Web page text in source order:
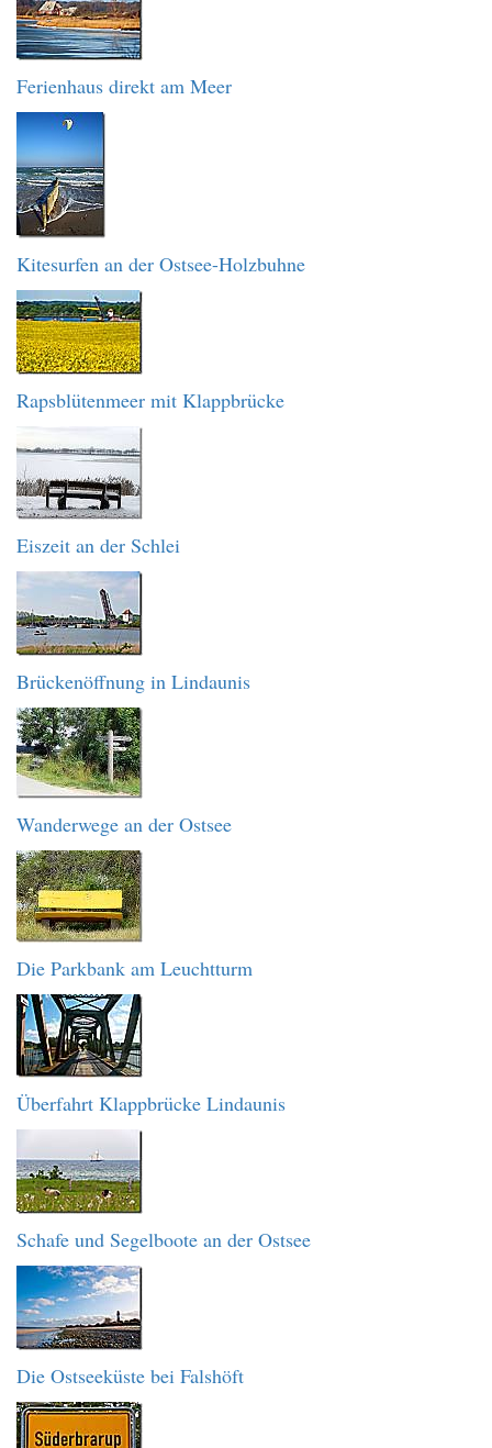
Ferienhaus direkt am Meer
Kitesurfen an der Ostsee-Holzbuhne
Rapsblütenmeer mit Klappbrücke
Eiszeit an der Schlei
Brückenöffnung in Lindaunis
Wanderwege an der Ostsee
Die Parkbank am Leuchtturm
Überfahrt Klappbrücke Lindaunis
Schafe und Segelboote an der Ostsee
Die Ostseeküste bei Falshöft